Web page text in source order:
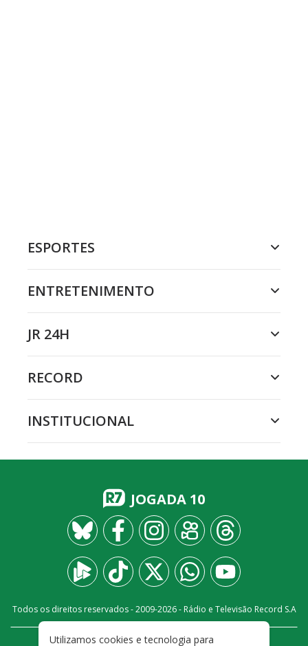
ESPORTES
ENTRETENIMENTO
JR 24H
RECORD
INSTITUCIONAL
JOGADA 10
Todos os direitos reservados - 2009-2026- Rádio e Televisão Record S.A
Utilizamos cookies e tecnologia para